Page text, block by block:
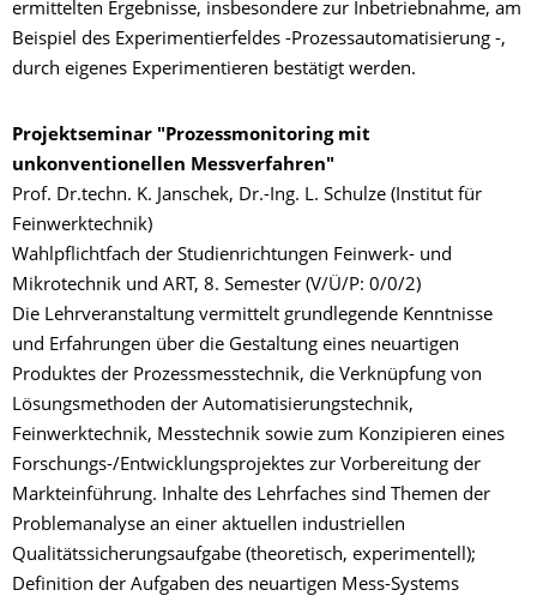
ermittelten Ergebnisse, insbesondere zur Inbetriebnahme, am
Beispiel des Experimentierfeldes -Prozessautomatisierung -,
durch eigenes Experimentieren bestätigt werden.
Projektseminar "Prozessmonitoring mit
unkonventionellen Messverfahren"
Prof. Dr.techn. K. Janschek, Dr.-Ing. L. Schulze (Institut für
Feinwerktechnik)
Wahlpflichtfach der Studienrichtungen Feinwerk- und
Mikrotechnik und ART, 8. Semester (V/Ü/P: 0/0/2)
Die Lehrveranstaltung vermittelt grundlegende Kenntnisse
und Erfahrungen über die Gestaltung eines neuartigen
Produktes der Prozessmesstechnik, die Verknüpfung von
Lösungsmethoden der Automatisierungstechnik,
Feinwerktechnik, Messtechnik sowie zum Konzipieren eines
Forschungs-/Entwicklungsprojektes zur Vorbereitung der
Markteinführung. Inhalte des Lehrfaches sind Themen der
Problemanalyse an einer aktuellen industriellen
Qualitätssicherungsaufgabe (theoretisch, experimentell);
Definition der Aufgaben des neuartigen Mess-Systems